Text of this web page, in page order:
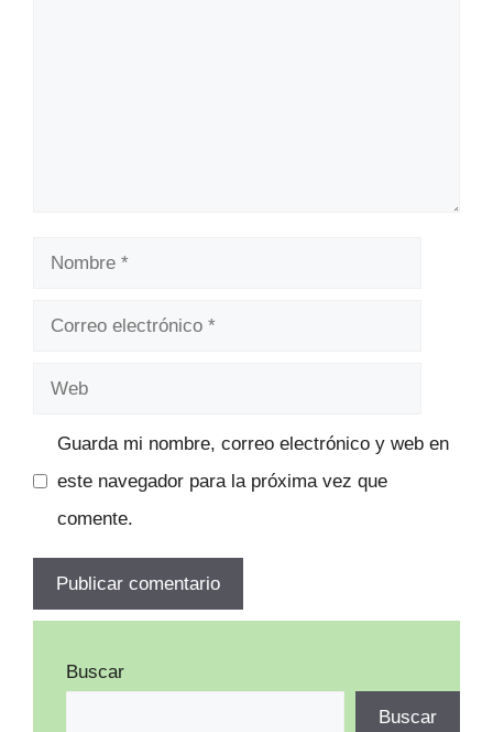
Nombre
Correo
Web
Guarda mi nombre, correo electrónico y web en
este navegador para la próxima vez que
comente.
Buscar
Buscar